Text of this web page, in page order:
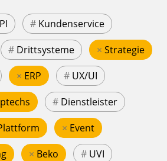
# Kundenservice
# Drittsysteme × Strategie
× ERP # UX/UI
# Dienstleister
× Event
× Beko # UVI